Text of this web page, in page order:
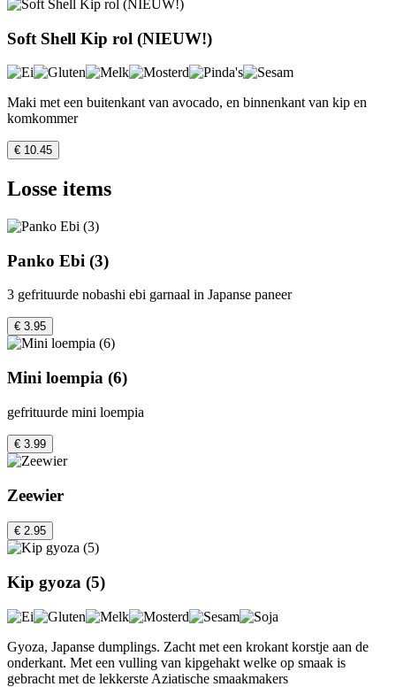
Soft Shell Kip rol (NIEUW!)
Maki met een buitenkant van avocado, en binnenkant van kip en
komkommer
€ 10.45
Losse items
Panko Ebi (3)
3 gefrituurde nobashi ebi garnaal in Japanse paneer
€ 3.95
Mini loempia (6)
gefrituurde mini loempia
€ 3.99
Zeewier
€ 2.95
Kip gyoza (5)
Gyoza, Japanse dumplings. Zacht met een krokant korstje aan de
onderkant. Met een vulling van kipgehakt welke op smaak is
gebracht met de lekkerste Aziatische smaakmakers